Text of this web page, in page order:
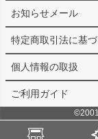
お知らせメール
特定商取引法に基
個人情報の取扱
ご利用ガイド